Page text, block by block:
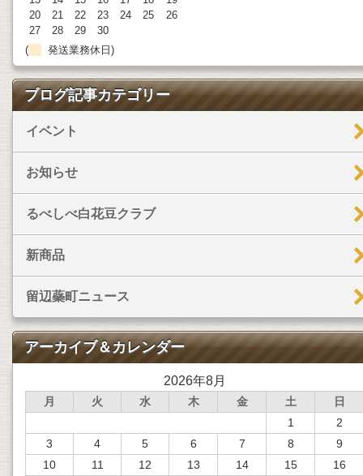
20
21 22 23 24 25
26
27
28 29
30
(
発送業務休日)
ブログ記事カテゴリー
イベント
お知らせ
るべしべ白花豆クラブ
新商品
留辺蘂町ニュース
アーカイブ＆カレンダー
2026年8月
月 火 水 木 金 土
日
1
2
3
4 5 6 7 8
9
10
11 12 13 14 15
16